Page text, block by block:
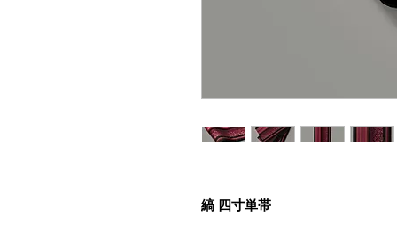
縞 四寸単帯